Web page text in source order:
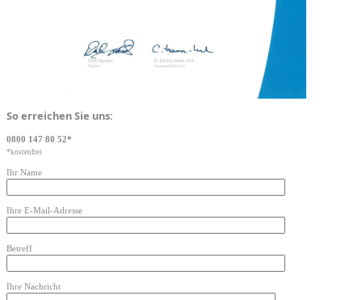
So erreichen Sie uns:
0800 147 80 52*
*kostenfrei
Ihr Name
Ihre E-Mail-Adresse
Betreff
Ihre Nachricht